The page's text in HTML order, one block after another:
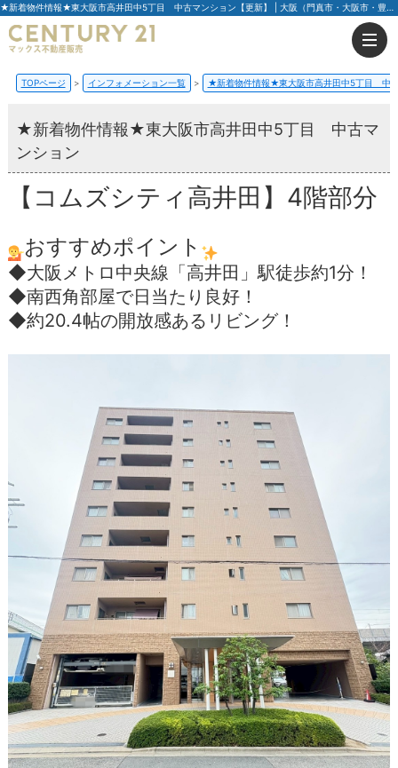
★新着物件情報★東大阪市高井田中5丁目 中古マンション【更新】 | 大阪（門真市・大阪市・豊中市）の不動産はセンチュリー21マックス不動産販売
TOPページ インフォメーション一覧 ★新着物件情報★東大阪市高井田中5丁目 中
★新着物件情報★東大阪市高井田中5丁目 中古マ
ンション
【コムズシティ高井田】4階部分
おすすめポイント
◆大阪メトロ中央線「高井田」駅徒歩約1分！
◆南西角部屋で日当たり良好！
◆約20.4帖の開放感あるリビング！